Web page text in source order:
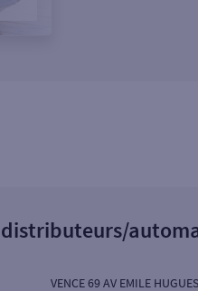
distributeurs/
VENCE 69 AV EMILE HUGUES